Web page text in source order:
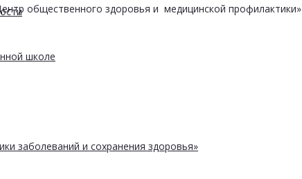
школе
заболеваний и сохранения здоровья»
общественного здоровья и медицинской профилактики»